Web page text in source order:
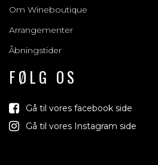
Om Wineboutique
Arrangementer
Åbningstider
FØLG OS
Gå til vores facebook side
Gå til vores Instagram side